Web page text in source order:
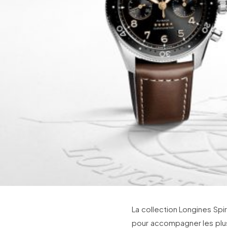
La collection Longines
pour accompagner les